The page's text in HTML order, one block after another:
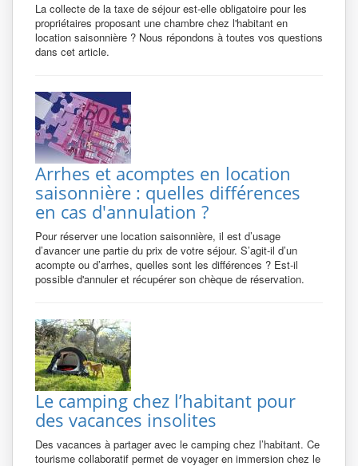
La collecte de la taxe de séjour est-elle obligatoire pour les
propriétaires proposant une chambre chez l'habitant en
location saisonnière ? Nous répondons à toutes vos questions
dans cet article.
Arrhes et acomptes en location
saisonnière : quelles différences
en cas d'annulation ?
Pour réserver une location saisonnière, il est d’usage
d’avancer une partie du prix de votre séjour. S’agit-il d’un
acompte ou d’arrhes, quelles sont les différences ? Est-il
possible d'annuler et récupérer son chèque de réservation.
Le camping chez l’habitant pour
des vacances insolites
Des vacances à partager avec le camping chez l’habitant. Ce
tourisme collaboratif permet de voyager en immersion chez le